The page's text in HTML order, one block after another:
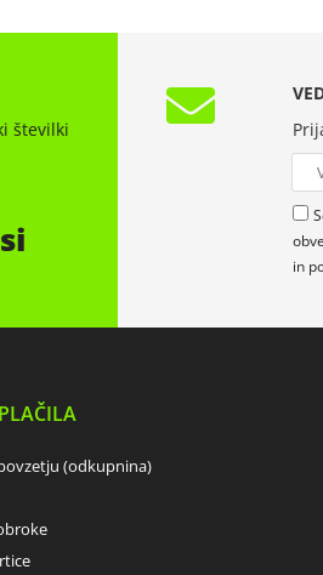
številki
in
(odkupnina)